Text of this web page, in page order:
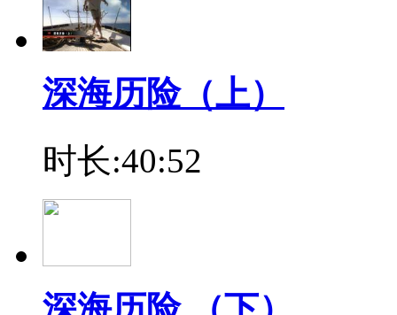
深海历险（上）
时长:40:52